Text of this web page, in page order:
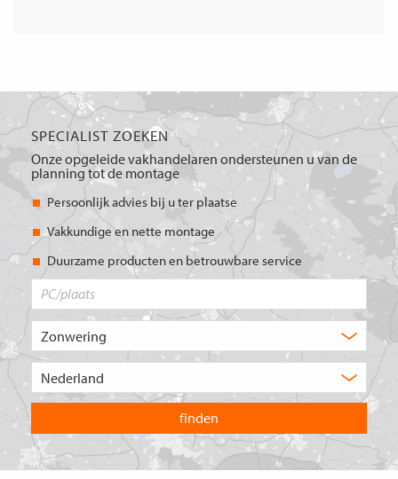
SPECIALIST ZOEKEN
Onze opgeleide vakhandelaren ondersteunen u van de
planning tot de montage
Persoonlijk advies bij u ter plaatse
Vakkundige en nette montage
Duurzame producten en betrouwbare service
product
u?
land
waarin
u
wilt
zoeken.